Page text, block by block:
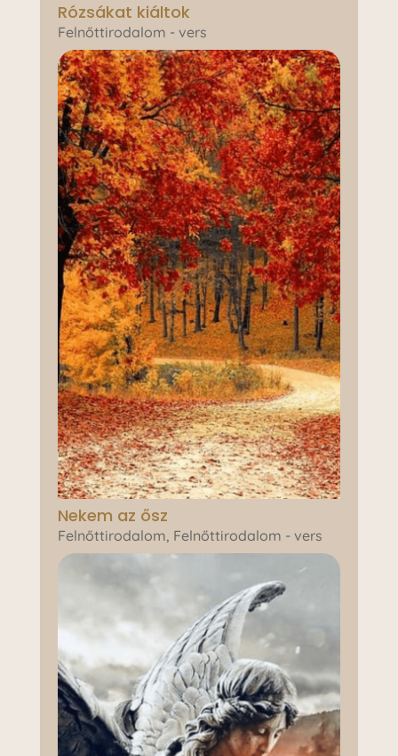
Rózsákat kiáltok
Felnőttirodalom - vers
Nekem az ősz
Felnőttirodalom, Felnőttirodalom - vers